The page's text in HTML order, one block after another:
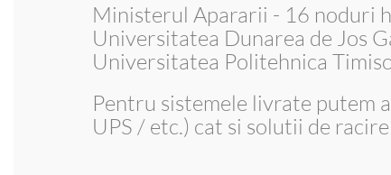
Ministerul Apararii - 16 noduri
Universitatea Dunarea de Jos
Universitatea Politehnica
Pentru sistemele livrate putem
UPS / etc.) cat si solutii de racire